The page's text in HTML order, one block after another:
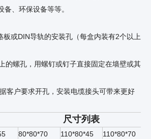
、环保设备等等。
板或DIN导轨的安装孔（每盒内装有2个以上
的螺孔，用螺钉或钉子直接固定在墙壁或其
客户要求开孔，安装电缆接头可带来更好
尺寸列表
80*80*70 110*80*45 110*80*70